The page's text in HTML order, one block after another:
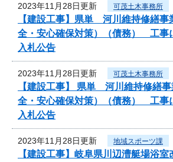
2023年11月28日更新 可茂土木事務所
【建設工事】県単 河川維持修繕事
全・安心確保対策）（債務） 工事
入札公告
2023年11月28日更新 可茂土木事務所
【建設工事】 県単 河川維持修繕
全・安心確保対策）（債務） 工事
入札公告
2023年11月28日更新 地域スポーツ課
【建設工事】岐阜県川辺漕艇場浴